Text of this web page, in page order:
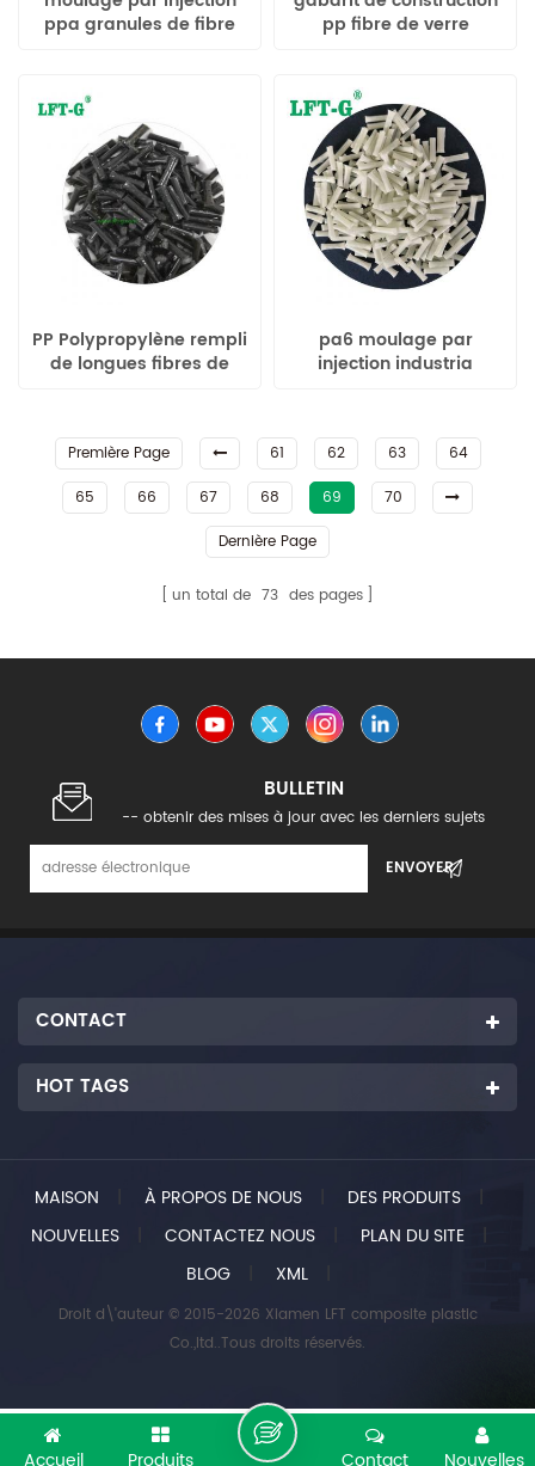
ppa granules de fibre
pp fibre de verre
PP Polypropylène rempli
de longues fibres de
pa6 moulage par
injection industria
Première Page 61 62 63
64
65
66 67 68 69
70
Dernière Page
un total de 73 des pages
BULLETIN
-- obtenir des mises à jour avec les derniers sujets
CONTACT
HOT TAGS
MAISON À PROPOS DE NOUS DES PRODUITS
NOUVELLES
CONTACTEZ NOUS PLAN DU SITE
BLOG
XML
Droit d\'auteur © 2015-2026 Xiamen LFT composite plastic
Co.,ltd..Tous droits réservés.